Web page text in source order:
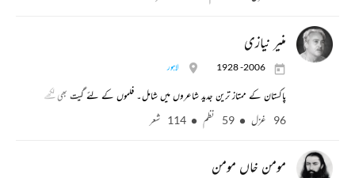
منیر نیازی
1928 -2006 لاہور
پاکستان کے ممتاز ترین جدید شاعروں میں شامل۔ فلموں کے لئے گیت بھی لکھے
96 غزل
59 نظم 114 شعر
مومن خاں مومن